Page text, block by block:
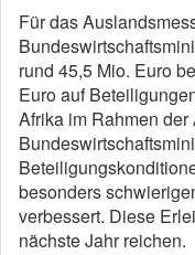
Für das
rund 45,5 Mio. Euro
Euro auf
Afrika im Rahmen
besonders
verbessert. Diese
nächste Jahr reichen.